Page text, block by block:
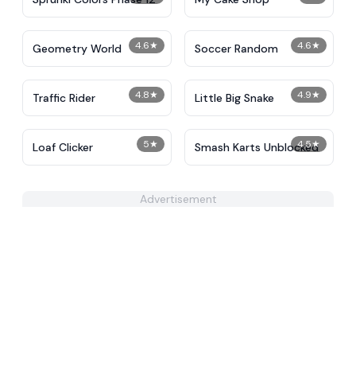
4.6★
Geometry World 4.6★
Soccer Random
4.8★
Traffic Rider 4.9★
Little Big Snake
5★
Loaf Clicker 4.5★
Smash Karts Unblocked
Advertisement